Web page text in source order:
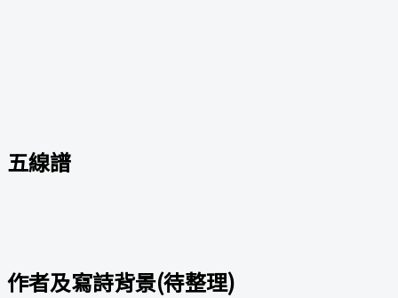
五線譜
作者及寫詩背景(待整理)